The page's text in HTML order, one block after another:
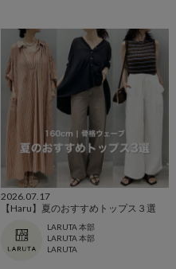
2026.07.17
【Haru】夏のおすすめトップス３選
LARUTA 本部
LARUTA 本部
LARUTA